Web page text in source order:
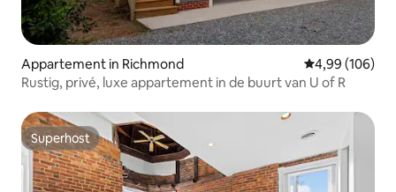
Appartement in Richmond Gemiddelde
4,99 (106)
Rustig, privé, luxe appartement in de buurt van U of R
Superhost
Superhost